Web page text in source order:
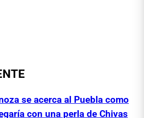
se acerca al Puebla como
con una perla de Chivas